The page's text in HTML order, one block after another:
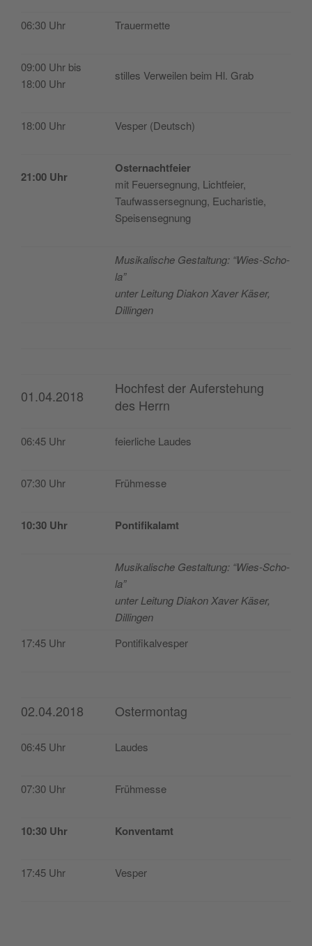
06:30 Uhr Trauer­met­te
09:00 Uhr bis
18:00 Uhr
sti­lles Ver­wei­len beim Hl. Grab
18:00 Uhr Ves­per (Deu­tsch)
21:00 Uhr
Oster­nacht­feier
mit Feuer­seg­nung, Lichtfeier,
Tauf­was­ser­seg­nung, Eucha­ris­tie,
Speisensegnung
Musi­ka­lis­che Ges­tal­tung: “Wies-Scho­
la”
unter Lei­tung Dia­kon Xaver Käser,
Dillingen
01.04.2018
Hochfest der Auferstehung
des Herrn
06:45 Uhr feier­li­che Laudes
07:30 Uhr Früh­mes­se
10:30 Uhr Pon­ti­fi­ka­lamt
Musi­ka­lis­che Ges­tal­tung: “Wies-Scho­
la”
unter Lei­tung Dia­kon Xaver Käser,
Dillingen
17:45 Uhr
Pon­ti­fi­kal­ves­per
02.04.2018 Ostermontag
06:45 Uhr Lau­des
07:30 Uhr Früh­mes­se
10:30 Uhr Kon­ven­tamt
17:45 Uhr Ves­per